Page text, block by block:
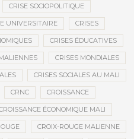
CRISE SOCIOPOLITIQUE
UNIVERSITAIRE CRISES
CRISES ÉDUCATIVES
CRISES MONDIALES
CRISES SOCIALES AU MALI
CRNC CROISSANCE
ÉCONOMIQUE MALI
CROIX-ROUGE MALIENNE